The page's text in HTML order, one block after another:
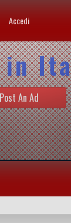
Accedi
in
Post An Ad